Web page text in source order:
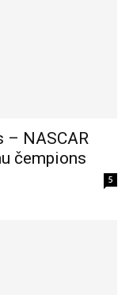
– NASCAR
čempions
5